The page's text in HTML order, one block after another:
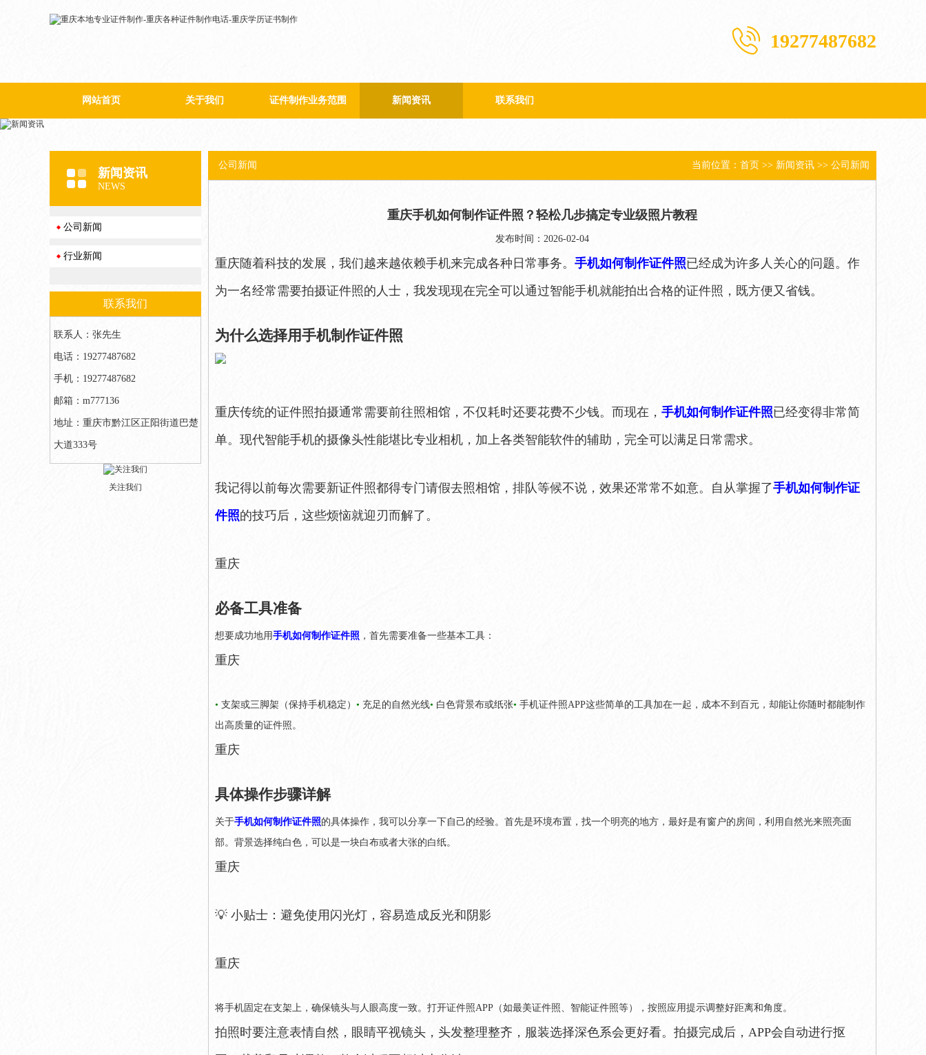
19277487682
网站首页 关于我们 证件制作业务范围 新闻资讯 联系我们
新闻资讯
NEWS
公司新闻
行业新闻
联系我们
联系人：张先生
电话：19277487682
手机：19277487682
邮箱：m777136
地址：重庆市黔江区正阳街道巴楚
大道333号
关注我们
当前位置： 首页 >> 新闻资讯 >> 公司新闻
公司新闻
重庆手机如何制作证件照？轻松几步搞定专业级照片教程
发布时间：2026-02-04
重庆随着科技的发展，我们越来越依赖手机来完成各种日常事务。 手机如何制作证件照已经成为许多人关心的问题。作
为一名经常需要拍摄证件照的人士，我发现现在完全可以通过智能手机就能拍出合格的证件照，既方便又省钱。
为什么选择用手机制作证件照
重庆传统的证件照拍摄通常需要前往照相馆，不仅耗时还要花费不少钱。而现在， 手机如何制作证件照已经变得非常简
单。现代智能手机的摄像头性能堪比专业相机，加上各类智能软件的辅助，完全可以满足日常需求。
我记得以前每次需要新证件照都得专门请假去照相馆，排队等候不说，效果还常常不如意。自从掌握了手机如何制作证
件照的技巧后，这些烦恼就迎刃而解了。
重庆
必备工具准备
想要成功地用手机如何制作证件照 ，首先需要准备一些基本工具：
重庆
• 支架或三脚架（保持手机稳定） • 充足的自然光线• 白色背景布或纸张• 手机证件照APP这些简单的工具加在一起，成本不到百元，却能让你随时都能制作
出高质量的证件照。
重庆
具体操作步骤详解
关于手机如何制作证件照的具体操作，我可以分享一下自己的经验。首先是环境布置，找一个明亮的地方，最好是有窗户的房间，利用自然光来照亮面
部。背景选择纯白色，可以是一块白布或者大张的白纸。
重庆
💡 小贴士：避免使用闪光灯，容易造成反光和阴影
重庆
将手机固定在支架上，确保镜头与人眼高度一致。打开证件照APP（如最美证件照、智能证件照等），按照应用提示调整好距离和角度。
拍照时要注意表情自然，眼睛平视镜头，头发整理整齐，服装选择深色系会更好看。拍摄完成后，APP会自动进行抠